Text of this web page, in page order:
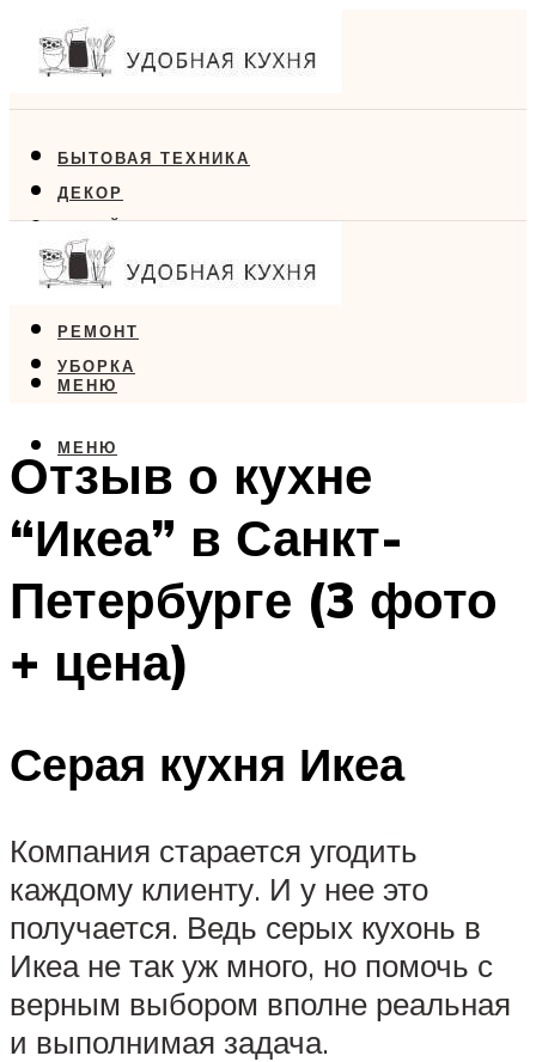
БЫТОВАЯ ТЕХНИКА
ДЕКОР
ДИЗАЙН
ЕДА
РЕМОНТ
УБОРКА
МЕНЮ
МЕНЮ
Отзыв о кухне
“Икеа” в Санкт-
Петербурге (3 фото
+ цена)
Серая кухня Икеа
Компания старается угодить
каждому клиенту. И у нее это
получается. Ведь серых кухонь в
Икеа не так уж много, но помочь с
верным выбором вполне реальная
и выполнимая задача.